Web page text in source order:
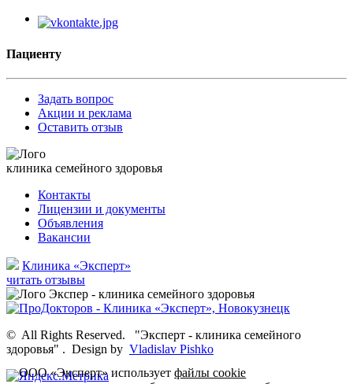
Пациенту
Задать вопрос
Акции и реклама
Оставить отзыв
клиника семейного здоровья
Контакты
Лицензии и документы
Объявления
Вакансии
Клиника «Эксперт»
читать отзывы
© All Rights Reserved.
"Эксперт - клиника семейного
здоровья" . Design by Vladislav Pishko
ООО «Эксперт» используетфайлы cookie